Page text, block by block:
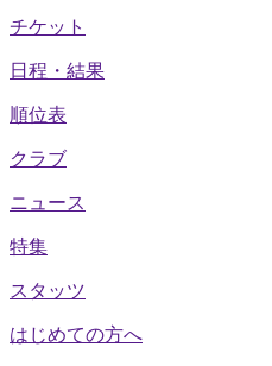
チケット
日程・結果
順位表
クラブ
ニュース
特集
スタッツ
はじめての方へ